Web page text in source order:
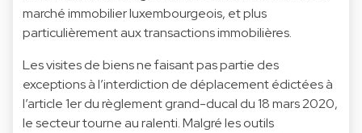
marché immobilier luxembourgeois, et plus
particulièrement aux transactions immobilières.
Les visites de biens ne faisant pas partie des
exceptions à l’interdiction de déplacement édictées à
l’article 1er du règlement grand-ducal du 18 mars 2020,
le secteur tourne au ralenti. Malgré les outils